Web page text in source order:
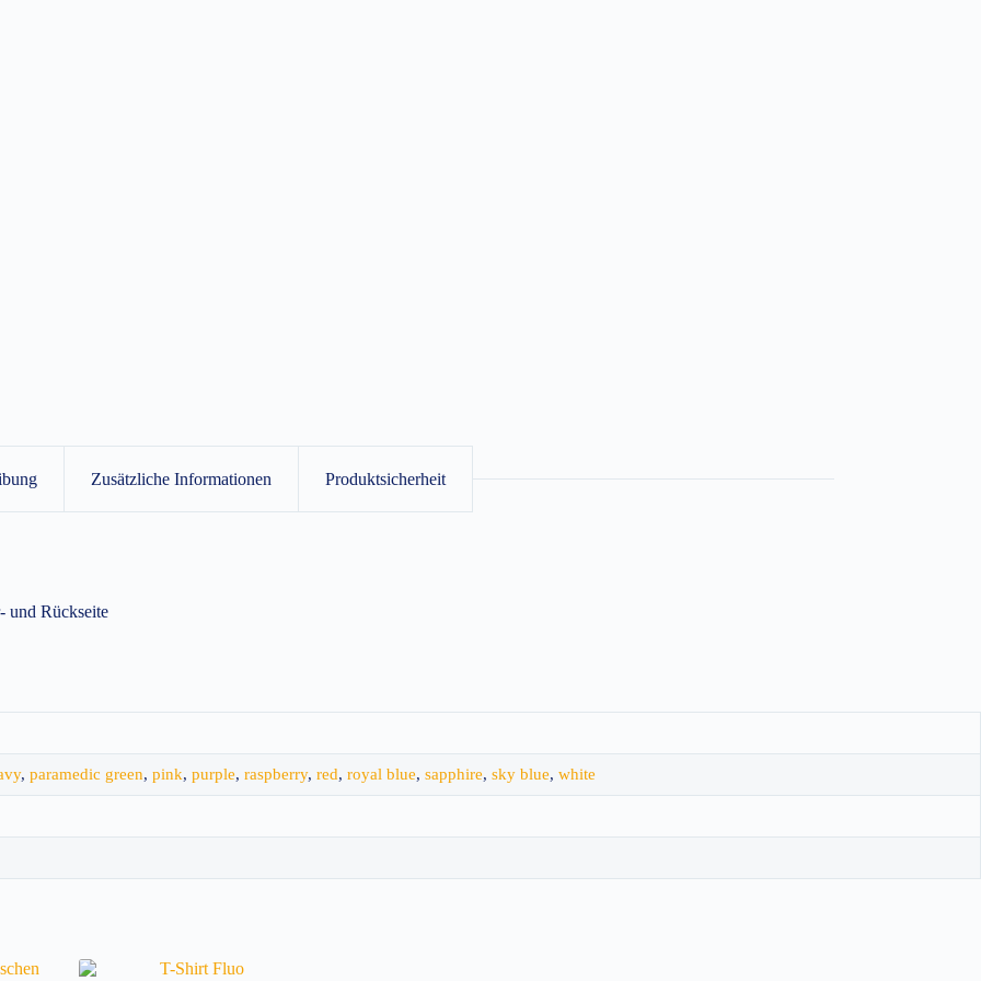
Zusätzliche Informationen Produktsicherheit
und Rückseite
, paramedic green, pink, purple, raspberry, red, royal blue, sapphire, sky blue, white